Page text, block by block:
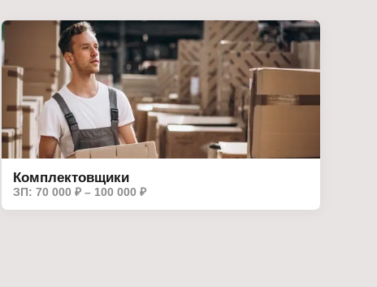
Комплектовщики
ЗП: 70 000 ₽ – 100 000 ₽